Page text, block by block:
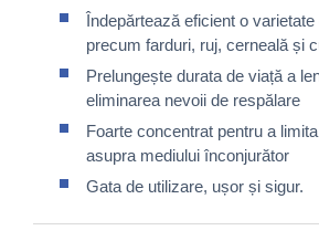
Îndepărtează eficient o varietate
precum farduri, ruj, cerneală și
Prelungește durata de viață a
eliminarea nevoii de respălare
Foarte concentrat pentru a
asupra mediului înconjurător
Gata de utilizare, ușor și sigur.